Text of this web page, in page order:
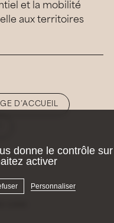
et la mobilité
aux territoires
D’ACCUEIL
donne le contrôle sur
activer
Personnaliser